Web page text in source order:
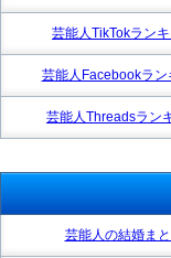
芸能人TikTokラン
芸能人Facebookラン
芸能人Threadsラン
芸能人の結婚ま